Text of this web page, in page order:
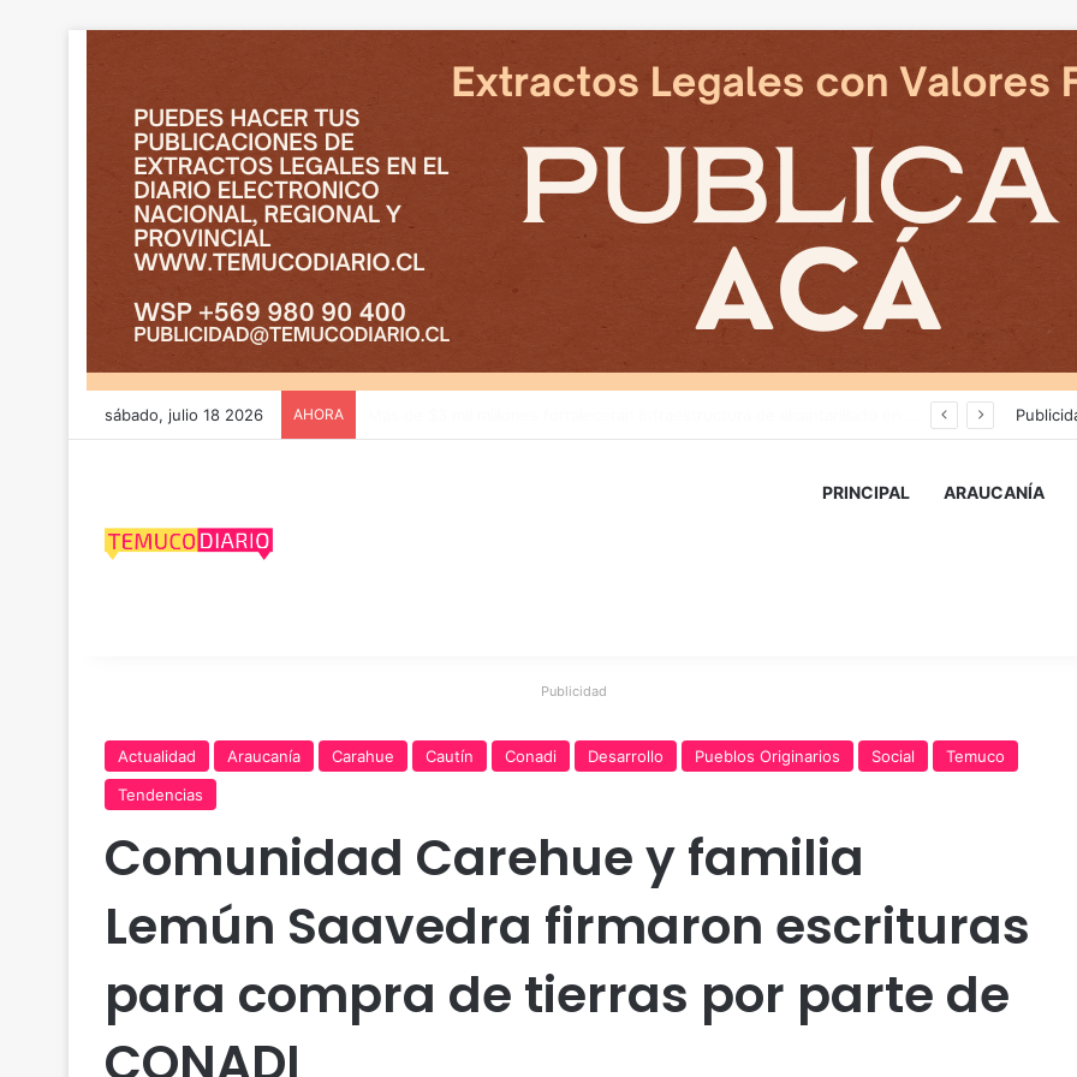
sábado, julio 18 2026 AHORA
PRINCIPAL ARAUCANÍA
Publicidad
Actualidad Araucanía Carahue Cautín Conadi Desarrollo Pueblos Originarios Social
Temuco
Tendencias
Comunidad Carehue y familia
Lemún Saavedra firmaron escrituras
para compra de tierras por parte de
CONADI